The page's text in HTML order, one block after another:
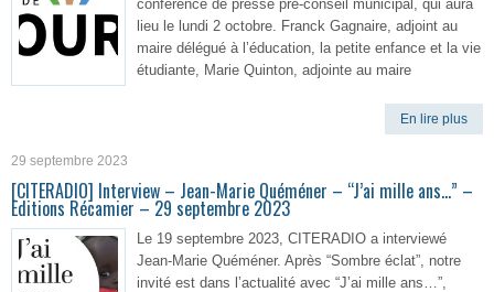
conférence de presse pré-conseil municipal, qui aura
lieu le lundi 2 octobre. Franck Gagnaire, adjoint au
maire délégué à l’éducation, la petite enfance et la vie
étudiante, Marie Quinton, adjointe au maire
En lire plus
29 septembre 2023
[CITERADIO] Interview – Jean-Marie Quéméner – “J’ai mille ans…” –
Editions Récamier – 29 septembre 2023
Le 19 septembre 2023, CITERADIO a interviewé
Jean-Marie Quéméner. Après “Sombre éclat”, notre
invité est dans l’actualité avec “J’ai mille ans…”,